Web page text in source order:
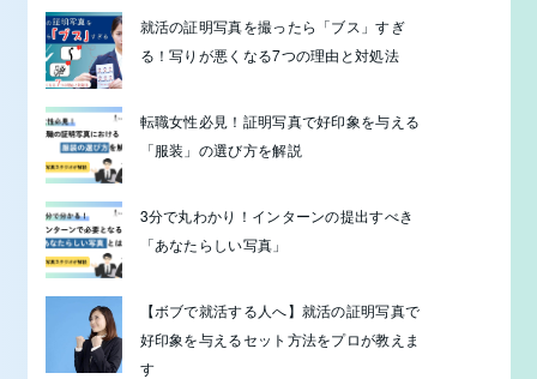
就活の証明写真を撮ったら「ブス」すぎ
る！写りが悪くなる7つの理由と対処法
転職女性必見！証明写真で好印象を与える
「服装」の選び方を解説
3分で丸わかり！インターンの提出すべき
「あなたらしい写真」
【ボブで就活する人へ】就活の証明写真で
好印象を与えるセット方法をプロが教えま
す